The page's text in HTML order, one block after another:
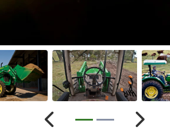
Anterior Próximo